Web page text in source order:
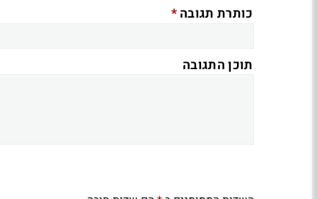
כותרת תגובה*
תוכן התגובה